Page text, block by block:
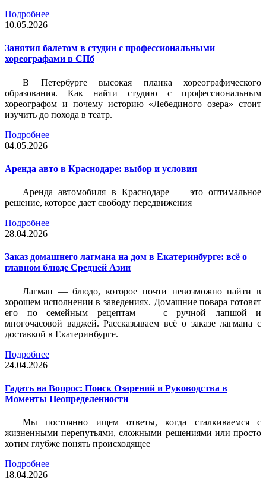
Подробнее
10.05.2026
Занятия балетом в студии с профессиональными
хореографами в СПб
В Петербурге высокая планка хореографического
образования. Как найти студию с профессиональным
хореографом и почему историю «Лебединого озера» стоит
изучить до похода в театр.
Подробнее
04.05.2026
Аренда авто в Краснодаре: выбор и условия
Аренда автомобиля в Краснодаре — это оптимальное
решение, которое дает свободу передвижения
Подробнее
28.04.2026
Заказ домашнего лагмана на дом в Екатеринбурге: всё о
главном блюде Средней Азии
Лагман — блюдо, которое почти невозможно найти в
хорошем исполнении в заведениях. Домашние повара готовят
его по семейным рецептам — с ручной лапшой и
многочасовой ваджей. Рассказываем всё о заказе лагмана с
доставкой в Екатеринбурге.
Подробнее
24.04.2026
Гадать на Вопрос: Поиск Озарений и Руководства в
Моменты Неопределенности
Мы постоянно ищем ответы, когда сталкиваемся с
жизненными перепутьями, сложными решениями или просто
хотим глубже понять происходящее
Подробнее
18.04.2026